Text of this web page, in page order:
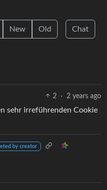
New Old Chat
2 · 2 years ago
sehr irreführenden Cookie
by creator